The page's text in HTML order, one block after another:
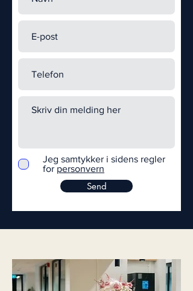
Jeg samtykker i sidens regler
for personvern
Send